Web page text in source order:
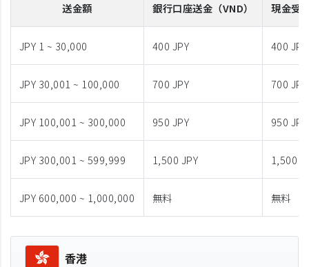
送金額 銀行口座送金 （VND） 現金受
JPY 1 ~ 30,000 400 JPY 400 JPY
JPY 30,001 ~ 100,000 700 JPY 700 JPY
JPY 100,001 ~ 300,000 950 JPY 950 JPY
JPY 300,001 ~ 599,999 1,500 JPY 1,500
JPY 600,000 ~ 1,000,000 無料 無料
香港